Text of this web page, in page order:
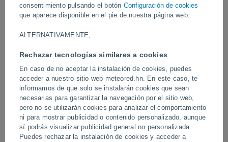
consentimiento pulsando el botón Configuración de cookies
que aparece disponible en el pie de nuestra página web.
ALTERNATIVAMENTE,
Rechazar tecnologías similares a cookies
En caso de no aceptar la instalación de cookies, puedes
acceder a nuestro sitio web meteored.hn. En este caso, te
informamos de que solo se instalarán cookies que sean
necesarias para garantizar la navegación por el sitio web,
pero no se utilizarán cookies para analizar el comportamiento
ni para mostrar publicidad o contenido personalizado, aunque
sí podrás visualizar publicidad general no personalizada.
Puedes rechazar la instalación de cookies y acceder a
Vídeos